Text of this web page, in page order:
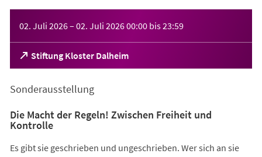
02. Juli 2026– 02. Juli 202600:00 bis23:59
Stiftung Kloster Dalheim
(Öffnet
in
neuen
Sonderausstellung
Die Macht der Regeln! Zwischen Freiheit und
Kontrolle
Es gibt sie geschrieben und ungeschrieben. Wer sich an sie